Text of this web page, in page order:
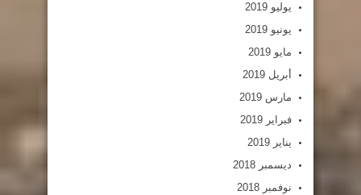
يوليو 2019
يونيو 2019
مايو 2019
أبريل 2019
مارس 2019
فبراير 2019
يناير 2019
ديسمبر 2018
نوفمبر 2018